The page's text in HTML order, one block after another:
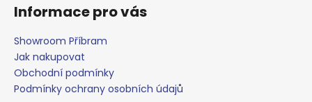
Informace pro vás
Showroom Příbram
Jak nakupovat
Obchodní podmínky
Podmínky ochrany osobních údajů